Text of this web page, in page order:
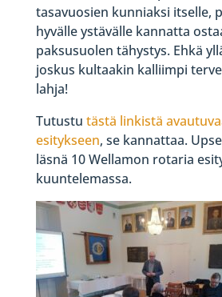
tasavuosien kunniaksi itselle,
hyvälle ystävälle kannatta
paksusuolen tähystys. Ehkä
joskus kultaakin kalliimpi
lahja!
Tutustu tästä linkistä
esitykseen, se kannattaa.
läsnä 10 Wellamon rotaria
kuuntelemassa.